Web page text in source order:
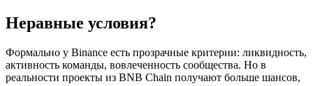
Неравные условия?
Формально у Binance есть прозрачные критерии: ликвидность,
активность команды, вовлеченность сообщества. Но в
реальности проекты из BNB Chain получают больше шансов,